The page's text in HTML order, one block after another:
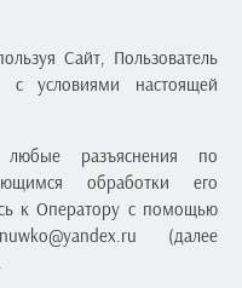
Сайт, Пользователь
с условиями настоящей
любые разъяснения по
обработки его
к Оператору с помощью
(далее